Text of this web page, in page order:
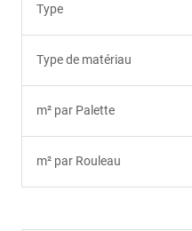
Type
Type de matériau
m² par Palette
m² par Rouleau